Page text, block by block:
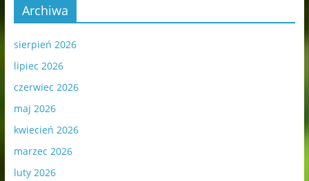
Archiwa
sierpień 2026
lipiec 2026
czerwiec 2026
maj 2026
kwiecień 2026
marzec 2026
luty 2026